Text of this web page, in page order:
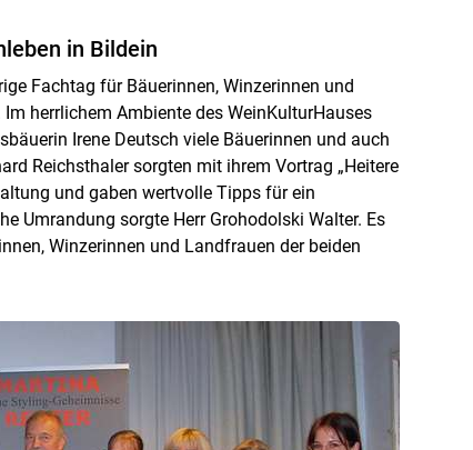
in Bildein
Fachtag für Bäuerinnen, Winzerinnen und
herrlichem Ambiente des WeinKulturHauses
Irene Deutsch viele Bäuerinnen und auch
Reichsthaler sorgten mit ihrem Vortrag „Heitere
und gaben wertvolle Tipps für ein
Umrandung sorgte Herr Grohodolski Walter. Es
Winzerinnen und Landfrauen der beiden